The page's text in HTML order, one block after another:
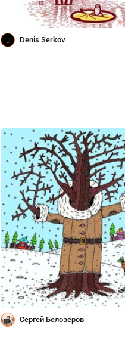
Denis Serkov
Сергей Белозёров